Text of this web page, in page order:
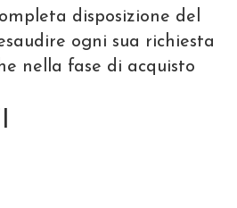
disposizione del
ogni sua richiesta
nella fase di acquisto